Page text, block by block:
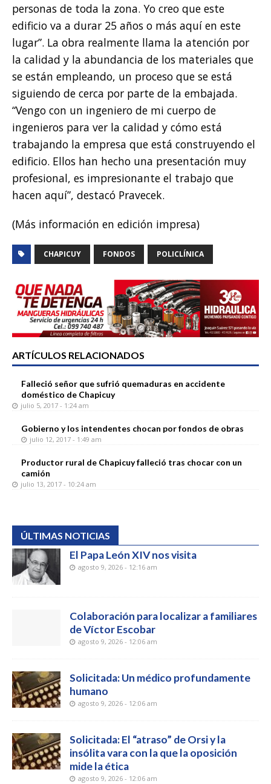
personas de toda la zona. Yo creo que este
edificio va a durar 25 años o más aquí en este
lugar”. La obra realmente llama la atención por
la calidad y la abundancia de los materiales que
se están empleando, un proceso que se está
siguiendo de cerca por parte de la embajada.
“Vengo con un ingeniero de mi cuerpo de
ingenieros para ver la calidad y cómo está
trabajando la empresa que está construyendo el
edificio. Ellos han hecho una presentación muy
profesional, es impresionante el trabajo que
hacen aquí”, destacó Pravecek.
(Más información en edición impresa)
CHAPICUY FONDOS POLICLÍNICA
ARTÍCULOS RELACIONADOS
Falleció señor que sufrió quemaduras en accidente
doméstico de Chapicuy
julio 5, 2017 - 1:24 am
Gobierno y los intendentes chocan por fondos de obras
julio 12, 2017 - 1:49 am
Productor rural de Chapicuy falleció tras chocar con un
camión
julio 13, 2017 - 10:24 am
ÚLTIMAS NOTICIAS
El Papa León XIV nos visita
agosto 9, 2026 - 12:16 am
Colaboración para localizar a familiares
de Víctor Escobar
agosto 9, 2026 - 12:06 am
Solicitada: Un médico profundamente
humano
agosto 9, 2026 - 12:06 am
Solicitada: El “atraso” de Orsi y la
insólita vara con la que la oposición
mide la ética
agosto 9, 2026 - 12:06 am